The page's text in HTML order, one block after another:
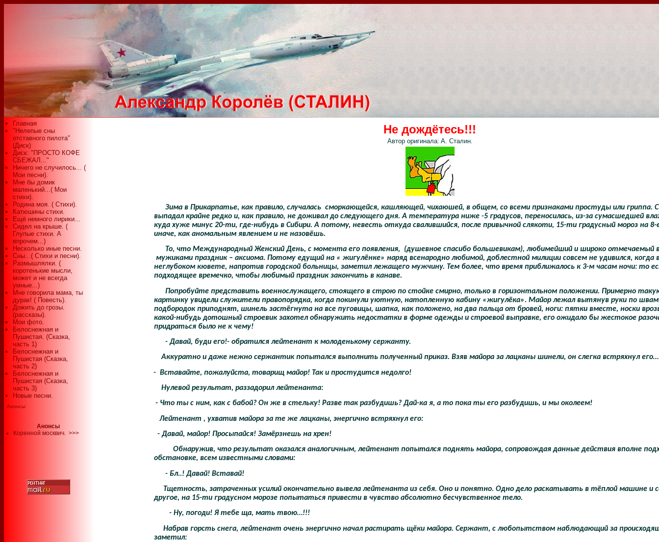
Главная
"Нелепые сны
отставного пилота"
(Диск)
Диск: "ПРОСТО КОФЕ
СБЕЖАЛ..."
Ничего не случилось... (
Мои песни).
Мне бы домик
маленький...( Мои
стихи).
Родина моя. ( Стихи).
Катюшины стихи.
Ещё немного лирики...
Сидел на крыше. (
Глупые стихи. А
впрочем...)
Несколько иные песни.
Сны...( Стихи и песни).
Размышлялки. (
коротенькие мысли,
может и не всегда
умные...)
Мне говорила мама, ты
дурак! ( Повесть).
Дожить до грозы.
(рассказы).
Мои фото.
Белоснежная и
Пушистая. (Сказка,
часть 1)
Белоснежная и
Пушистая (Сказка,
часть 2)
Белоснежная и
Пушистая (Сказка,
часть 3)
Новые песни.
Анонсы:
Анонсы
Коренной москвич. >>>
Не дождётесь!!!
Автор оригинала: А. Сталин.
Зима в Прикарпатье, как правило, случалась сморкающейся, кашляющей, чихаюшей, в общем, со всеми признаками простуды или гриппа.
выпадал крайне редко и, как правило, не доживал до следующего дня. А температура ниже -5 градусов, переносилась, из-за сумасшедшей
куда хуже минус 20-ти, где-нибудь в Сибири. А потому, невесть откуда свалившийся, после привычной слякоти, 15-ти градусный мороз на
иначе, как аномальным явлением и не назовёшь.
То, что Международный Женский День, с момента его появления,
(душевное спасибо большевикам), любимейший и широко отмечаемый
мужиками праздник – аксиома. Потому едущий на « жигулёнке» наряд всенародно любимой, доблестной милиции совсем не удивился, когда
неглубоком кювете, напротив городской больницы, заметил лежащего мужчину. Тем более, что время приближалось к 3-м часам ночи: то
подходящее времечко, чтобы любимый праздник закончить в канаве.
Попробуйте представить военнослужащего, стоящего в строю по стойке смирно, только в горизонтальном положении. Примерно
картинку увидели служители правопорядка, когда покинули уютную, натопленную кабину «жигулёка». Майор лежал вытянув руки по
подбородок приподнят, шинель застёгнута на все пуговицы, шапка, как положено, на два пальца от бровей, ноги: пятки вместе, носки
какой-нибудь дотошный строевик захотел обнаружить недостатки в форме одежды и строевой выправке, его ожидало бы жестокое
придраться было не к чему!
- Давай, буди его!- обратился лейтенант к молоденькому сержанту.
Аккуратно и даже нежно сержантик попытался выполнить полученный приказ. Взяв майора за лацканы шинели, он слегка встряхнул его…
- Вставайте, пожалуйста, товарищ майор! Так и простудится недолго!
Нулевой результат, раззадорил лейтенанта:
- Что ты с ним, как с бабой? Он же в стельку! Разве так разбудишь? Дай-ка я, а то пока ты его разбудишь, и мы околеем!
Лейтенант , ухватив майора за те же лацканы, энергично встряхнул его:
- Давай, майор! Просыпайся! Замёрзнешь на хрен!
Обнаружив, что результат оказался аналогичным, лейтенант попытался поднять майора, сопровождая данные действия вполне
обстановке, всем известными словами:
- Бл..! Давай! Вставай!
Тщетность, затраченных усилий окончательно вывела лейтенанта из себя. Оно и понятно. Одно дело раскатывать в тёплой машине и
другое, на 15-ти градусном морозе попытаться привести в чувство абсолютно бесчувственное тело.
- Ну, погоди! Я тебе ща, мать твою…!!!
Набрав горсть снега, лейтенант очень энергично начал растирать щёки майора. Сержант, с любопытством наблюдающий за
заметил: